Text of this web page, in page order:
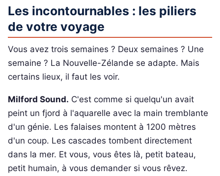
Les incontournables : les piliers
de votre voyage
Vous avez trois semaines ? Deux semaines ? Une
semaine ? La Nouvelle-Zélande se adapte. Mais
certains lieux, il faut les voir.
Milford Sound. C'est comme si quelqu'un avait
peint un fjord à l'aquarelle avec la main tremblante
d'un génie. Les falaises montent à 1200 mètres
d'un coup. Les cascades tombent directement
dans la mer. Et vous, vous êtes là, petit bateau,
petit humain, à vous demander si vous rêvez.